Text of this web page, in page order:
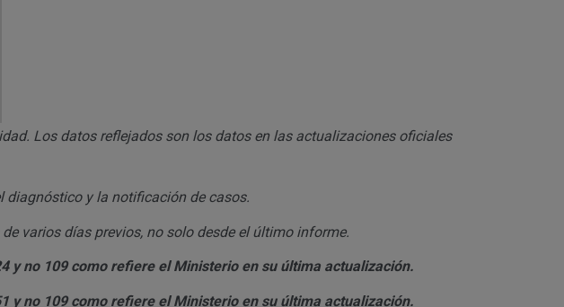
Los datos reflejados son los datos en las actualizaciones oficiales
diagnóstico y la notificación de casos.
varios días previos, no solo desde el último informe.
y no 109 como refiere el Ministerio en su última actualización.
y no 109 como refiere el Ministerio en su última actualización.